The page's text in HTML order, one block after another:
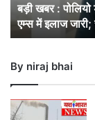
साल
की
मासूम
शरीर
में
बड़ी खबर :
एम्स में इलाज जारी;
By niraj bhai